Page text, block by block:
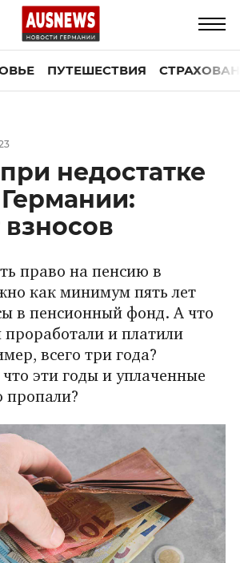
ПУТЕШЕСТВИЯ
недостатке
взносов
право на пенсию в
как минимум пять лет
в пенсионный фонд. А что
проработали и платили
всего три года?
эти годы и уплаченные
пропали?